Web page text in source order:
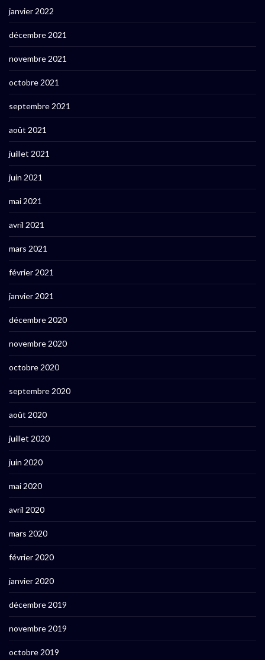
janvier 2022
décembre 2021
novembre 2021
octobre 2021
septembre 2021
août 2021
juillet 2021
juin 2021
mai 2021
avril 2021
mars 2021
février 2021
janvier 2021
décembre 2020
novembre 2020
octobre 2020
septembre 2020
août 2020
juillet 2020
juin 2020
mai 2020
avril 2020
mars 2020
février 2020
janvier 2020
décembre 2019
novembre 2019
octobre 2019